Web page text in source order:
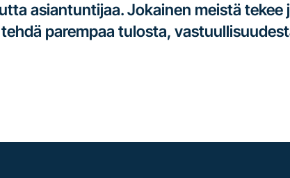
asiantuntijaa. Jokainen meistä tekee
parempaa tulosta,